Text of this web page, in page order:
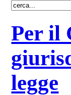
Per il
legge